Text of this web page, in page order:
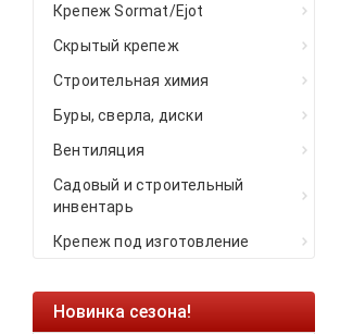
Крепеж Sormat/Ejot
Скрытый крепеж
Строительная химия
Буры, сверла, диски
Вентиляция
Садовый и строительный
инвентарь
Крепеж под изготовление
Новинка сезона!